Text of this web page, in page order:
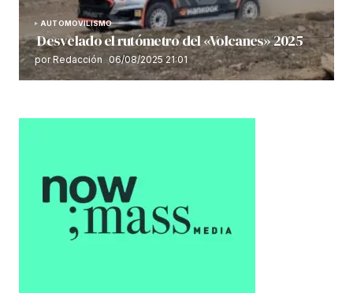
AUTOMOVILISMO
Desvelado el rutómetro del «Volcanes» 2025
por Redacción 06/08/2025 21:01